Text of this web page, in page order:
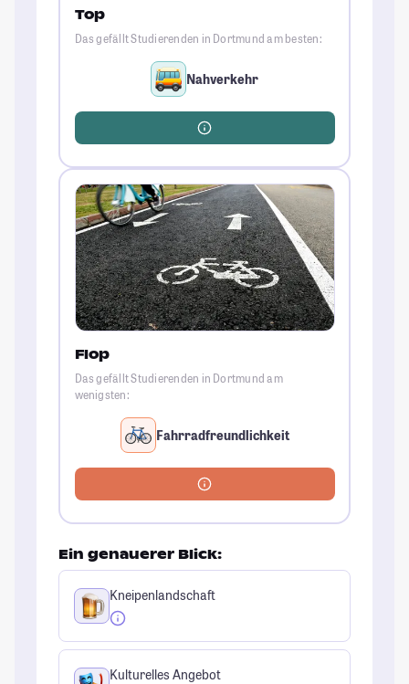
Top
Das gefällt Studierenden in Dortmund am besten:
Nahverkehr
Flop
Das gefällt Studierenden in Dortmund am
wenigsten:
Fahrradfreundlichkeit
Ein genauerer Blick:
Kneipenlandschaft
Kulturelles Angebot